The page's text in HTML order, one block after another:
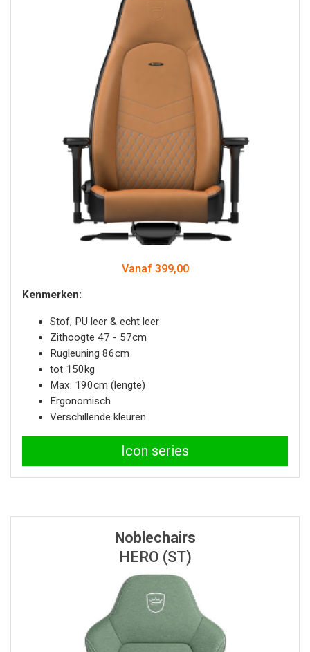
Vanaf 399,00
Kenmerken:
Stof, PU leer & echt leer
Zithoogte 47 - 57cm
Rugleuning 86cm
tot 150kg
Max. 190cm (lengte)
Ergonomisch
Verschillende kleuren
Icon series
Noblechairs
HERO (ST)